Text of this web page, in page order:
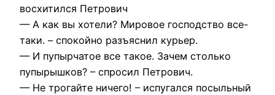
восхитился Петрович
— А как вы хотели? Мировое господство все-
таки. – спокойно разъяснил курьер.
— И пупырчатое все такое. Зачем столько
пупырышков? – спросил Петрович.
— Не трогайте ничего! – испугался посыльный